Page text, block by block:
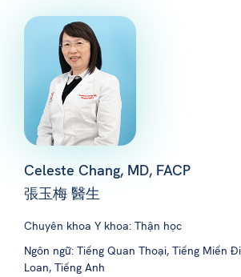
Celeste Chang, MD, FACP
張玉梅 醫生
Chuyên khoa Y khoa: Thận học
Ngôn ngữ: Tiếng Quan Thoại, Tiếng Miến
Loan, Tiếng Anh